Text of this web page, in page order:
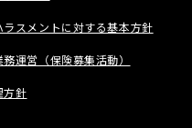
ラスメントに対する基本方針
運営（保険募集活動）
方針